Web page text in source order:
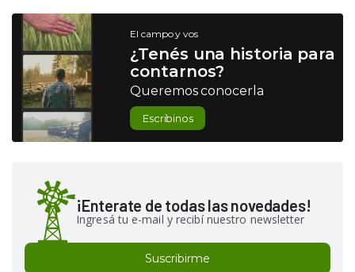
El campo y vos
¿Tenés una historia para
contarnos?
Queremos conocerla
Escribinos
¡Enterate de todas las novedades!
Ingresá tu e-mail y recibí nuestro newsletter
Suscribirme